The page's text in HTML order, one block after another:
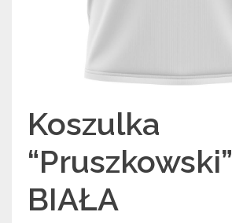
Koszulka
“Pruszkowski”
BIAŁA